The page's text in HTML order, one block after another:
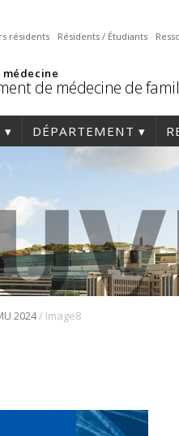
résidents Résidents / Étudiants
de médecine de
DÉPARTEMENT
2024/ Image8